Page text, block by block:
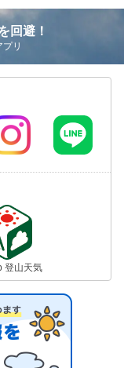
回避！
リ
登山天気